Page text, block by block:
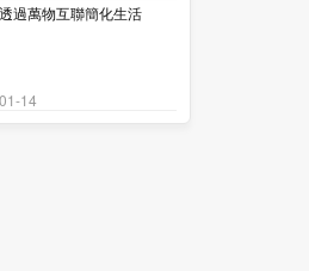
透過萬物互聯簡化生活
01-14